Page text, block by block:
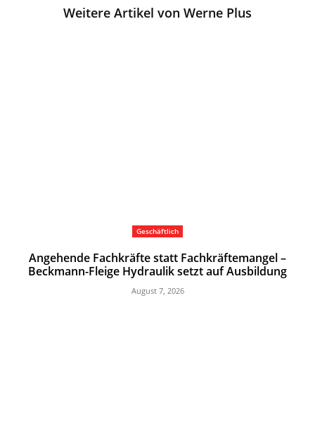
Weitere Artikel von Werne Plus
Geschäftlich
Angehende Fachkräfte statt Fachkräftemangel –
Beckmann-Fleige Hydraulik setzt auf Ausbildung
August 7, 2026